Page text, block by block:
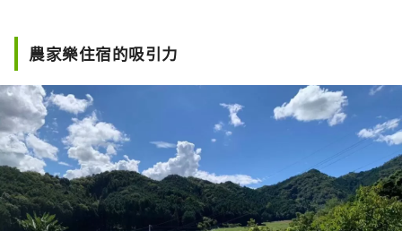
農家樂住宿的吸引力